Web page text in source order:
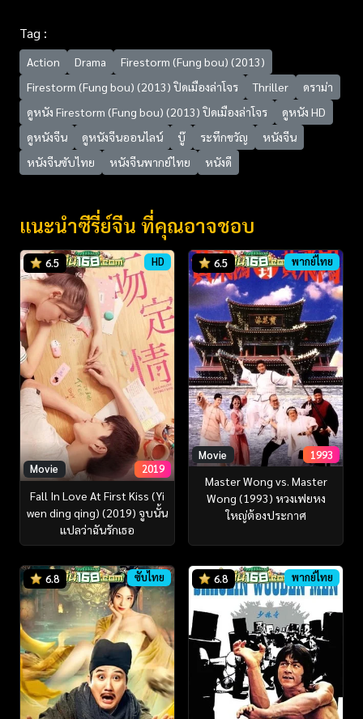
Tag :
Action Drama
Firestorm (Fung bou) (2013)
Firestorm (Fung bou) (2013) ปิดเมืองล่าโจร
Thriller
ดราม่า
ดูหนัง Firestorm (Fung bou) (2013) ปิดเมืองล่าโจร
ดูหนัง HD
ดูหนังจีน
ดูหนังจีนออนไลน์ บู๊ ระทึกขวัญ
หนังจีน
หนังจีนซับไทย
หนังจีนพากย์ไทย หนังดี
แนะนำซีรี่ย์จีน ที่คุณอาจชอบ
6.5 HD
Movie 2019
Fall In Love At First Kiss (Yi
wen ding qing) (2019) จูบนั้น
แปลว่าฉันรักเธอ
6.5 พากย์ไทย
Movie 1993
Master Wong vs. Master
Wong (1993) หวงเฟยหง
ใหญ่ต้องประกาศ
6.8 ซับไทย 6.8 พากย์ไทย